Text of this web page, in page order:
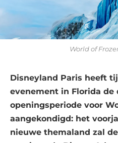
World of
Disneyland Paris heeft
evenement in Florida de
openingsperiode voor
aangekondigd: het
nieuwe themaland zal